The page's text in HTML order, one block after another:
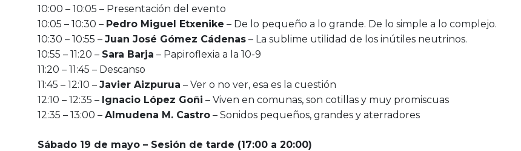
10:00 – 10:05 – Presentación del evento
10:05 – 10:30 – Pedro Miguel Etxenike – De lo pequeño a lo grande. De lo simple a lo complejo.
10:30 – 10:55 – Juan José Gómez Cádenas – La sublime utilidad de los inútiles neutrinos.
10:55 – 11:20 – Sara Barja – Papiroflexia a la 10-9
11:20 – 11:45 – Descanso
11:45 – 12:10 – Javier Aizpurua – Ver o no ver, esa es la cuestión
12:10 – 12:35 – Ignacio López Goñi – Viven en comunas, son cotillas y muy promiscuas
12:35 – 13:00 – Almudena M. Castro – Sonidos pequeños, grandes y aterradores
Sábado 19 de mayo – Sesión de tarde (17:00 a 20:00)